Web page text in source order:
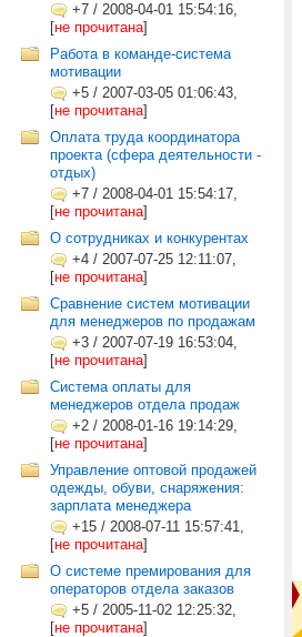
+7 / 2008-04-01 15:54:16,
[не прочитана]
Работа в команде-система
мотивации
+5 / 2007-03-05 01:06:43,
[не прочитана]
Оплата труда координатора
проекта (сфера деятельности -
отдых)
+7 / 2008-04-01 15:54:17,
[не прочитана]
О сотрудниках и конкурентах
+4 / 2007-07-25 12:11:07,
[не прочитана]
Сравнение систем мотивации
для менеджеров по продажам
+3 / 2007-07-19 16:53:04,
[не прочитана]
Система оплаты для
менеджеров отдела продаж
+2 / 2008-01-16 19:14:29,
[не прочитана]
Управление оптовой продажей
одежды, обуви, снаряжения:
зарплата менеджера
+15 / 2008-07-11 15:57:41,
[не прочитана]
О системе премирования для
операторов отдела заказов
+5 / 2005-11-02 12:25:32,
[не прочитана]